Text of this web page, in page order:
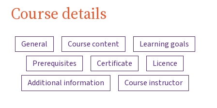
Course details
Content overview
General Course content
Learning goals
Prerequisites
Certificate
Licence
Additional information
Course instructor